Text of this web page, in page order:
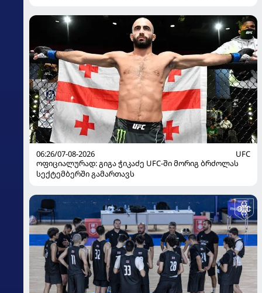
06:26/07-08-2026
UFC
ოფიციალურად: გიგა ჭიკაძე UFC-ში მორიგ ბრძოლას
სექტემბერში გამართავს